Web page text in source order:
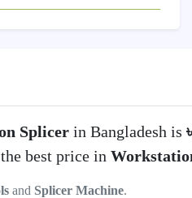
Splicer in Bangladesh is
best price in
and Splicer Machine.